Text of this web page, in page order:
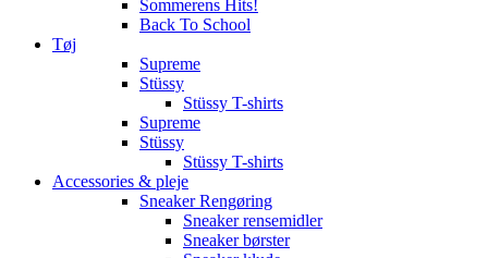
Sommerens Hits!
Back To School
Tøj
Supreme
Stüssy
Stüssy T-shirts
Supreme
Stüssy
Stüssy T-shirts
Accessories & pleje
Sneaker Rengøring
Sneaker rensemidler
Sneaker børster